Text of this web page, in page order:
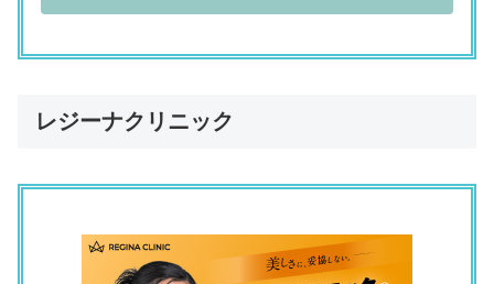
レジーナクリニック